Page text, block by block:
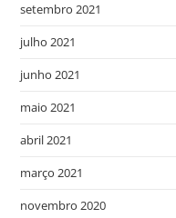
setembro 2021
julho 2021
junho 2021
maio 2021
abril 2021
março 2021
novembro 2020